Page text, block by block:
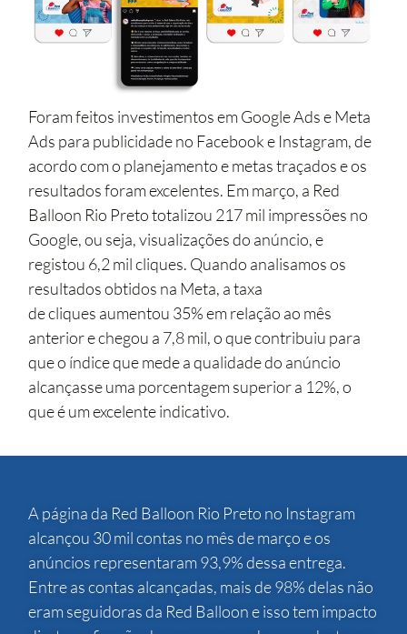
Foram feitos investimentos em Google Ads e Meta
Ads para publicidade no Facebook e Instagram, de
acordo com o planejamento e metas traçados e os
resultados foram excelentes. Em março, a Red
Balloon Rio Preto totalizou 217 mil impressões no
Google, ou seja, visualizações do anúncio, e
registou 6,2 mil cliques. Quando analisamos os
resultados obtidos na Meta, a taxa
de cliques aumentou 35% em relação ao mês
anterior e chegou a 7,8 mil, o que contribuiu para
que o índice que mede a qualidade do anúncio
alcançasse uma porcentagem superior a 12%, o
que é um excelente indicativo.
A página da Red Balloon Rio Preto no Instagram
alcançou 30 mil contas no mês de março e os
anúncios representaram 93,9% dessa entrega.
Entre as contas alcançadas, mais de 98% delas não
eram seguidoras da Red Balloon e isso tem impacto